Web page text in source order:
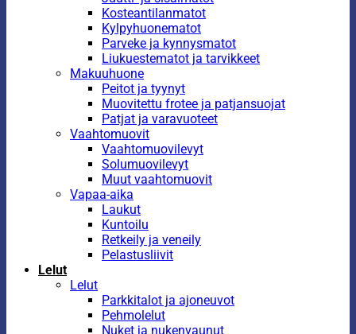
Kosteantilanmatot
Kylpyhuonematot
Parveke ja kynnysmatot
Liukuestematot ja tarvikkeet
Makuuhuone
Peitot ja tyynyt
Muovitettu frotee ja patjansuojat
Patjat ja varavuoteet
Vaahtomuovit
Vaahtomuovilevyt
Solumuovilevyt
Muut vaahtomuovit
Vapaa-aika
Laukut
Kuntoilu
Retkeily ja veneily
Pelastusliivit
Lelut
Lelut
Parkkitalot ja ajoneuvot
Pehmolelut
Nuket ja nukenvaunut